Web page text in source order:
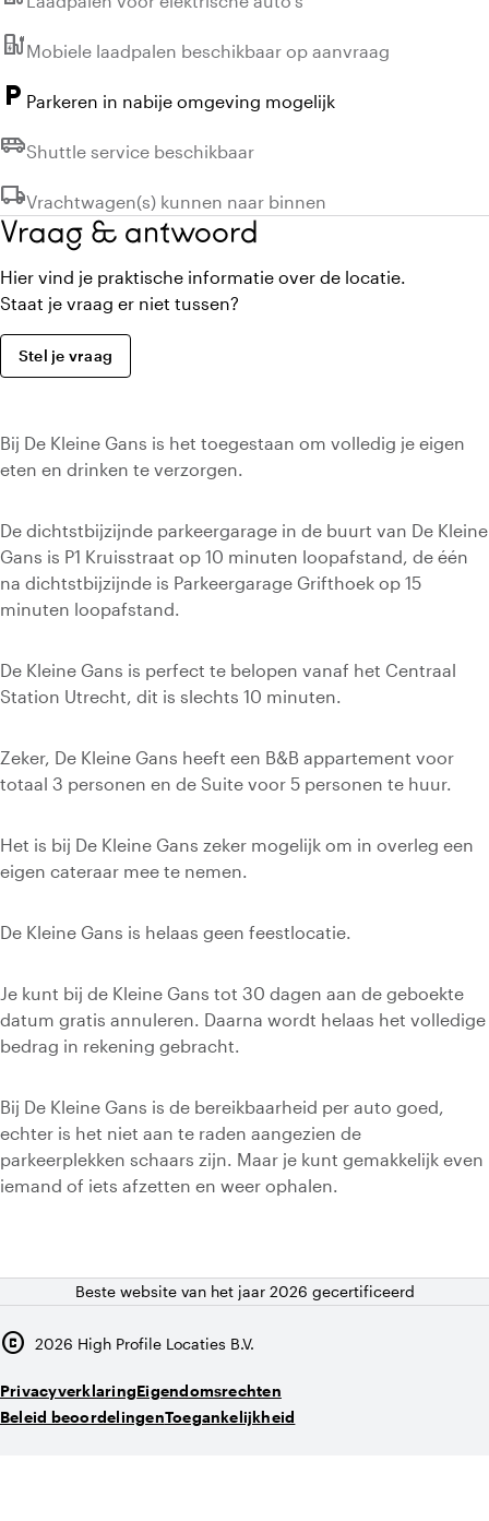
ev_stationNiet beschikbaar:
Mobiele laadpalen beschikbaar op aanvraag
local_parking Parkeren in nabije omgeving mogelijk
airport_shuttleNiet beschikbaar:
Shuttle service beschikbaar
local_shippingNiet beschikbaar:
Vrachtwagen(s) kunnen naar binnen
Vraag & antwoord
Hier vind je praktische informatie over de locatie.
Staat je vraag er niet tussen?
Stel je vraag
Bij De Kleine Gans is het toegestaan om volledig je eigen
eten en drinken te verzorgen.
De dichtstbijzijnde parkeergarage in de buurt van De Kleine
Gans is P1 Kruisstraat op 10 minuten loopafstand, de één
na dichtstbijzijnde is Parkeergarage Grifthoek op 15
minuten loopafstand.
De Kleine Gans is perfect te belopen vanaf het Centraal
Station Utrecht, dit is slechts 10 minuten.
Zeker, De Kleine Gans heeft een B&B appartement voor
totaal 3 personen en de Suite voor 5 personen te huur.
Het is bij De Kleine Gans zeker mogelijk om in overleg een
eigen cateraar mee te nemen.
De Kleine Gans is helaas geen feestlocatie.
Je kunt bij de Kleine Gans tot 30 dagen aan de geboekte
datum gratis annuleren. Daarna wordt helaas het volledige
bedrag in rekening gebracht.
Bij De Kleine Gans is de bereikbaarheid per auto goed,
echter is het niet aan te raden aangezien de
parkeerplekken schaars zijn. Maar je kunt gemakkelijk even
iemand of iets afzetten en weer ophalen.
Beste website van het jaar 2026 gecertificeerd
copyright 2026 High Profile Locaties B.V.
PrivacyverklaringEigendomsrechten
Beleid beoordelingenToegankelijkheid